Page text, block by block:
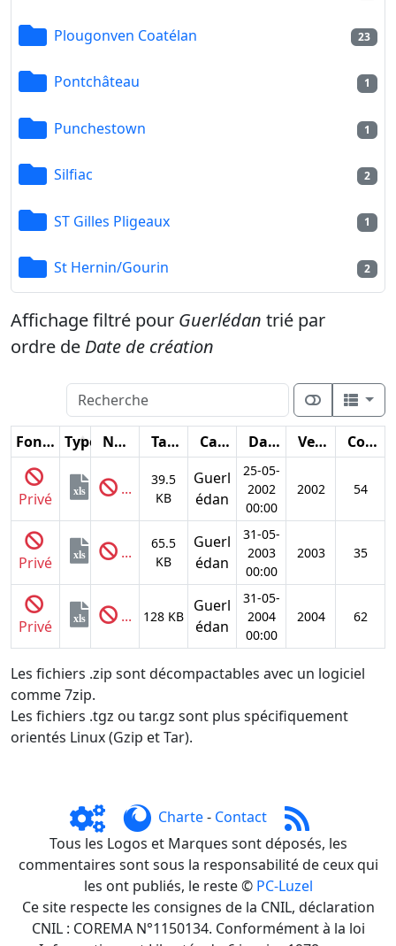
Plougonven Coatélan 23
Pontchâteau 1
Punchestown 1
Silfiac 2
ST Gilles Pligeaux 1
St Hernin/Gourin 2
Affichage filtré pour Guerlédan trié par
ordre de Date de création
Fonctions Type Nom Taille Catégorie Date Version Compteur
Privé xls ...
39.5
KB
Guerl
édan
25-05-
2002
00:00
2002 54
Privé xls ...
65.5
KB
Guerl
édan
31-05-
2003
00:00
2003 35
Privé xls ... 128 KB
Guerl
édan
31-05-
2004
00:00
2004 62
Les fichiers .zip sont décompactables avec un logiciel
comme 7zip.
Les fichiers .tgz ou tar.gz sont plus spécifiquement
orientés Linux (Gzip et Tar).
Charte- Contact
Tous les Logos et Marques sont déposés, les
commentaires sont sous la responsabilité de ceux qui
les ont publiés, le reste © PC-Luzel
Ce site respecte les consignes de la CNIL, déclaration
CNIL : COREMA N°1150134. Conformément à la loi